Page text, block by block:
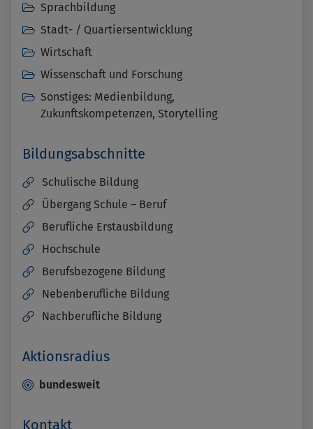
Sprachbildung
Stadt- / Quartiersentwicklung
Wirtschaft
Wissenschaft und Forschung
Sonstiges: Medienbildung,
Zukunftskompetenzen, Storytelling
Bildungsabschnitte
Schulische Bildung
Übergang Schule – Beruf
Berufliche Erstausbildung
Hochschule
Berufsbezogene Bildung
Nebenberufliche Bildung
Nachberufliche Bildung
Aktionsradius
bundesweit
Kontakt